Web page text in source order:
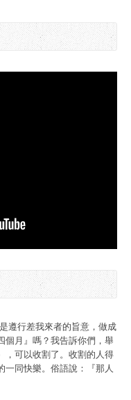
遵行差我來者的旨意，做成
個月』嗎？我告訴你們，舉
，可以收割了。收割的人得
一同快樂。俗語說：『那人